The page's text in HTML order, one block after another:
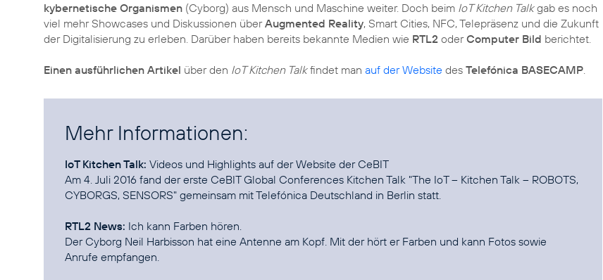
kybernetische Organismen (Cyborg) aus Mensch und Maschine weiter. Doch beim IoT Kitchen Talkgab es noch
viel mehr Showcases und Diskussionen überAugmented Reality, Smart Cities, NFC, Telepräsenz und die Zukunft
der Digitalisierung zu erleben. Darüber haben bereits bekannte Medien wie RTL2 oderComputer Bild berichtet.
Einen ausführlichen Artikel über den IoT Kitchen Talkfindet man auf der Website des Telefónica BASECAMP.
Mehr Informationen:
IoT Kitchen Talk: Videos und Highlights auf der Website der CeBIT
Am 4. Juli 2016 fand der erste CeBIT Global Conferences Kitchen Talk "The IoT – Kitchen Talk – ROBOTS,
CYBORGS, SENSORS" gemeinsam mit Telefónica Deutschland in Berlin statt.
RTL2 News: Ich kann Farben hören.
Der Cyborg Neil Harbisson hat eine Antenne am Kopf. Mit der hört er Farben und kann Fotos sowie
Anrufe empfangen.